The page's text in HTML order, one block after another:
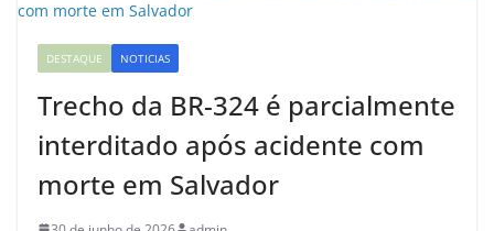
DESTAQUE NOTICIAS
Trecho da BR-324 é parcialmente
interditado após acidente com
morte em Salvador